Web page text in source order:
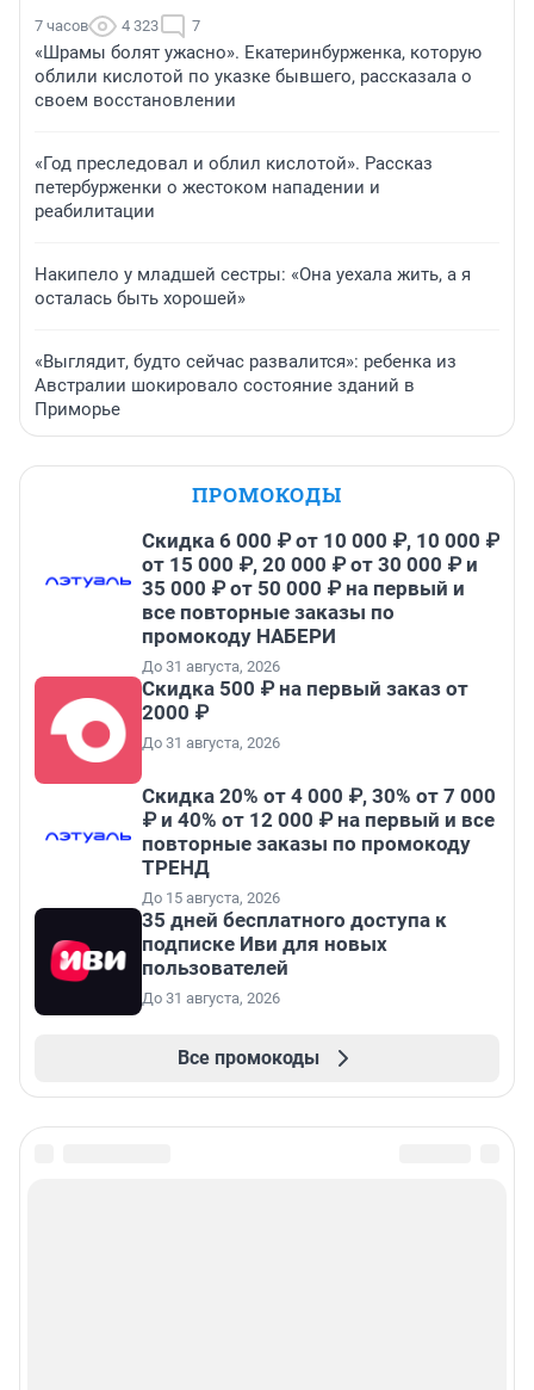
7 часов 4 323 7
«Шрамы болят ужасно». Екатеринбурженка, которую
облили кислотой по указке бывшего, рассказала о
своем восстановлении
«Год преследовал и облил кислотой». Рассказ
петербурженки о жестоком нападении и
реабилитации
Накипело у младшей сестры: «Она уехала жить, а я
осталась быть хорошей»
«Выглядит, будто сейчас развалится»: ребенка из
Австралии шокировало состояние зданий в
Приморье
ПРОМОКОДЫ
Скидка 6 000 ₽ от 10 000 ₽, 10 000 ₽
от 15 000 ₽, 20 000 ₽ от 30 000 ₽ и
35 000 ₽ от 50 000 ₽ на первый и
все повторные заказы по
промокоду НАБЕРИ
До 31 августа, 2026
Скидка 500 ₽ на первый заказ от
2000 ₽
До 31 августа, 2026
Скидка 20% от 4 000 ₽, 30% от 7 000
₽ и 40% от 12 000 ₽ на первый и все
повторные заказы по промокоду
ТРЕНД
До 15 августа, 2026
35 дней бесплатного доступа к
подписке Иви для новых
пользователей
До 31 августа, 2026
Все промокоды